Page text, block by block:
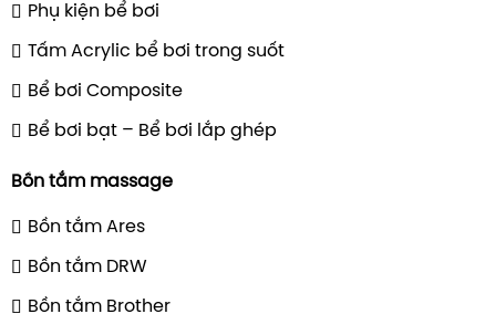
Phụ kiện bể bơi
Tấm Acrylic bể bơi trong suốt
Bể bơi Composite
Bể bơi bạt – Bể bơi lắp ghép
Bồn tắm massage
Bồn tắm Ares
Bồn tắm DRW
Bồn tắm Brother